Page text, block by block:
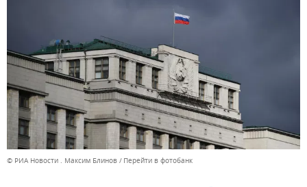
© РИА Новости . Максим Блинов Перейти в фотобанк